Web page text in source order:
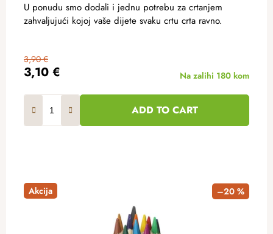
3,10 €
3,90 €
Na zalihi 180 kom
ADD TO CART
U ponudu smo dodali i jednu potrebu za crtanjem
zahvaljujući kojoj vaše dijete svaku crtu crta ravno.
Akcija –20 %